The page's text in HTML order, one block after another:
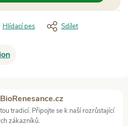
Hlídací pes Sdílet
tradicí. Připojte se k naší rozrůstající
zákazníků.